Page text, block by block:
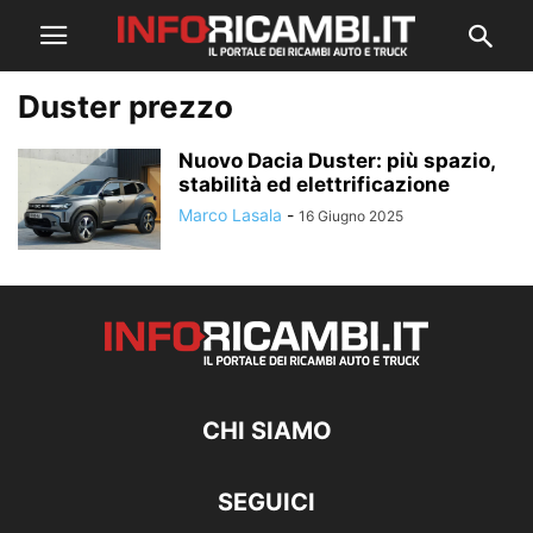
Duster prezzo
Nuovo Dacia Duster: più spazio,
stabilità ed elettrificazione
Marco Lasala - 16 Giugno 2025
CHI SIAMO
SEGUICI